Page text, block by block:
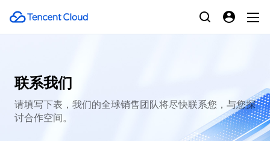
联系我们
请填写下表，我们的全球销售团队将尽快联系您，与您探
讨合作空间。